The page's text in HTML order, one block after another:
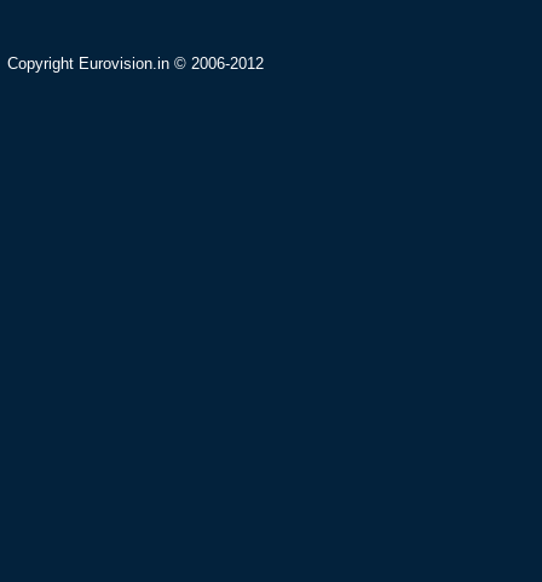
Copyright Eurovision.in © 2006-2012